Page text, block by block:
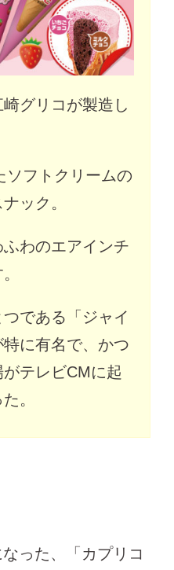
崎グリコが製造し
ソフトクリームの
ック。
わのエアインチ
である「ジャイ
に有名で、かつ
テレビCMに起
。
った、「カプリコ